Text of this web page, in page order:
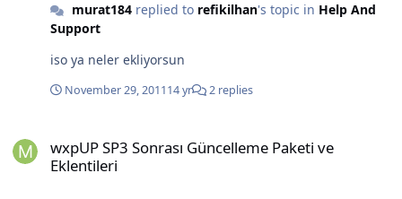
murat184replied to refikilhan's topic in Help And
Support
iso ya neler ekliyorsun
November 29, 201114 yr 2 replies
wxpUP SP3 Sonrası Güncelleme Paketi ve
Eklentileri